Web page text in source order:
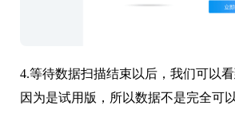
4.等待数据扫描结束以后，我们可以
因为是试用版，所以数据不是完全可以